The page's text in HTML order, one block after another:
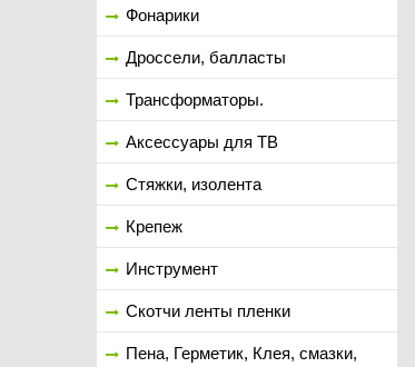
Фонарики
Дроссели, балласты
Трансформаторы.
Аксессуары для ТВ
Стяжки, изолента
Крепеж
Инструмент
Скотчи ленты пленки
Пена, Герметик, Клея, смазки,